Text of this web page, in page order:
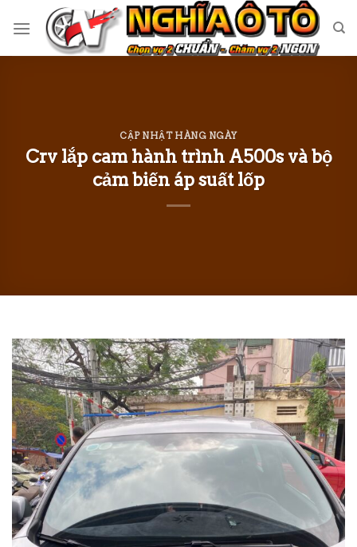
CẬP NHẬT HÀNG NGÀY
Crv lắp cam hành trình A500s và bộ
cảm biến áp suất lốp